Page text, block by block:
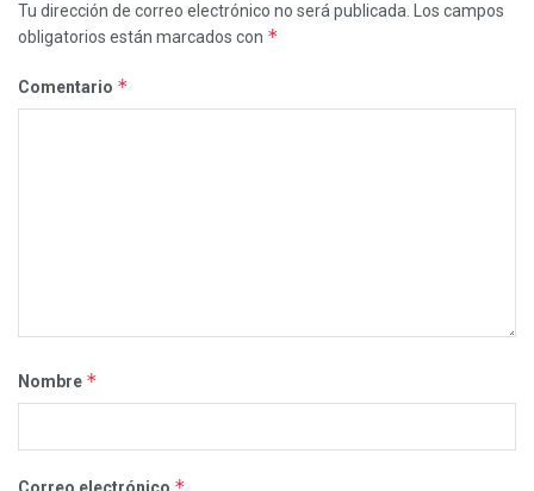
Tu dirección de correo electrónico no será publicada. Los campos
obligatorios están marcados con *
Comentario *
Nombre *